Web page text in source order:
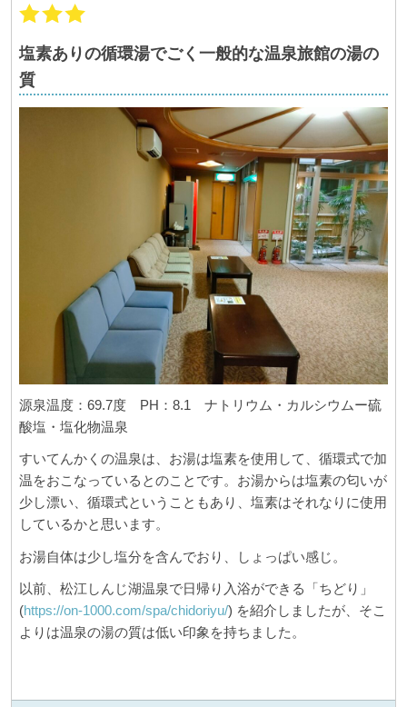
塩素ありの循環湯でごく一般的な温泉旅館の湯の
質
源泉温度：69.7度 PH：8.1 ナトリウム・カルシウムー硫
酸塩・塩化物温泉
すいてんかくの温泉は、お湯は塩素を使用して、循環式で加
温をおこなっているとのことです。お湯からは塩素の匂いが
少し漂い、循環式ということもあり、塩素はそれなりに使用
しているかと思います。
お湯自体は少し塩分を含んでおり、しょっぱい感じ。
以前、松江しんじ湖温泉で日帰り入浴ができる「ちどり」
(https://on-1000.com/spa/chidoriyu/) を紹介しましたが、そこ
よりは温泉の湯の質は低い印象を持ちました。